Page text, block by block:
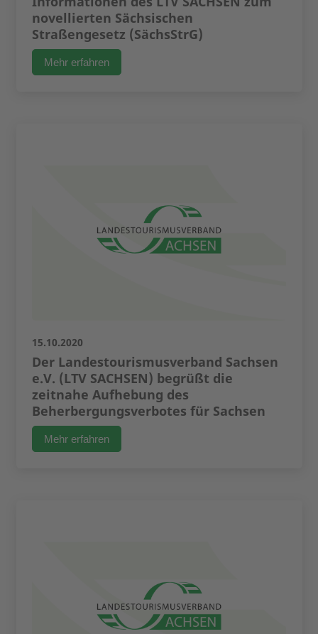
novellierten Sächsischen
Straßengesetz (SächsStrG)
Mehr erfahren
15.10.2020
Der Landestourismusverband Sachsen
e.V. (LTV SACHSEN) begrüßt die
zeitnahe Aufhebung des
Beherbergungsverbotes für Sachsen
Mehr erfahren